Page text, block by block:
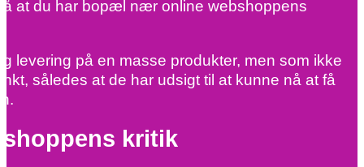
at du har bopæl nær online webshoppens
levering på en masse produkter, men som ikke
således at de har udsigt til at kunne nå at få
kritik